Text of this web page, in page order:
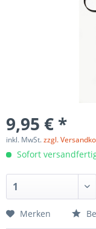
9,95 € *
inkl. MwSt.zzgl.
Sofort
Merken